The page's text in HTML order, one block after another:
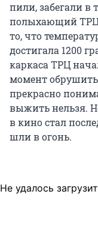
пили, забегали в
полыхающий ТРЦ.
то, что
достигала 1200
каркаса ТРЦ
момент
прекрасно
выжить нельзя.
в кино стал
шли в огонь.
Не удалось